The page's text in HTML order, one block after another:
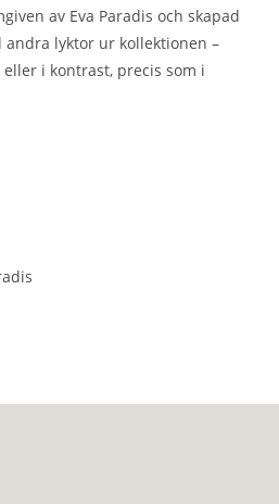
av Eva Paradis och skapad
lyktor ur kollektionen –
i kontrast, precis som i